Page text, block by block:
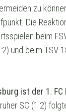
zu
Die
beim
und beim TSV
ist der 1.
SC (1:2)